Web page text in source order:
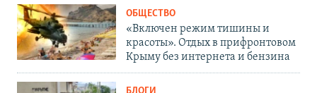
ОБЩЕСТВО
«Включен режим тишины и
красоты». Отдых в прифронтовом
Крыму без интернета и бензина